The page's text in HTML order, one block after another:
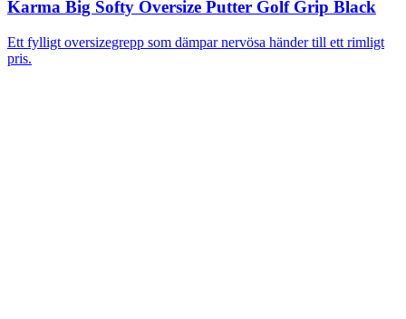
Karma Big Softy Oversize Putter Golf Grip Black
Ett fylligt oversizegrepp som dämpar nervösa händer till ett rimligt
pris.